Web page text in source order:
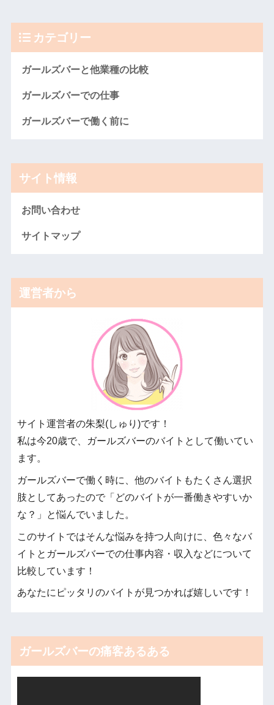
カテゴリー
ガールズバーと他業種の比較
ガールズバーでの仕事
ガールズバーで働く前に
サイト情報
お問い合わせ
サイトマップ
運営者から
サイト運営者の朱梨(しゅり)です！
私は今20歳で、ガールズバーのバイトとして働いてい
ます。
ガールズバーで働く時に、他のバイトもたくさん選択
肢としてあったので「どのバイトが一番働きやすいか
な？」と悩んでいました。
このサイトではそんな悩みを持つ人向けに、色々なバ
イトとガールズバーでの仕事内容・収入などについて
比較しています！
あなたにピッタリのバイトが見つかれば嬉しいです！
ガールズバーの痛客あるある